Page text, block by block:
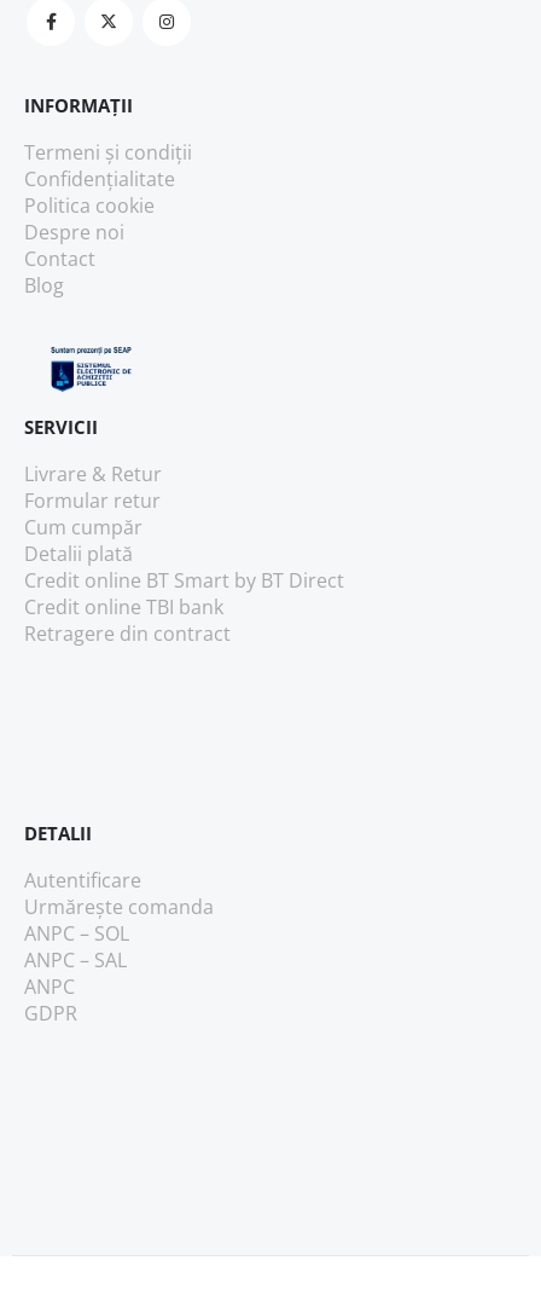
INFORMAȚII
Termeni și condiții
Confidențialitate
Politica cookie
Despre noi
Contact
Blog
SERVICII
Livrare & Retur
Formular retur
Cum cumpăr
Detalii plată
Credit online BT Smart by BT Direct
Credit online TBI bank
Retragere din contract
DETALII
Autentificare
Urmărește comanda
ANPC – SOL
ANPC – SAL
ANPC
GDPR